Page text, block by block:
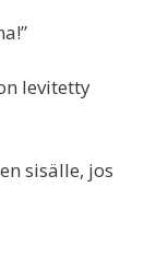
levitetty
sisälle, jos